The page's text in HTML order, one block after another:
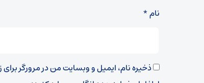
نام*
ذخیره نام، ایمیل و وبسایت من در مرورگر